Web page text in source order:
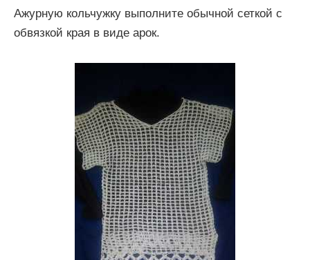
Ажурную кольчужку выполните обычной сеткой с
обвязкой края в виде арок.